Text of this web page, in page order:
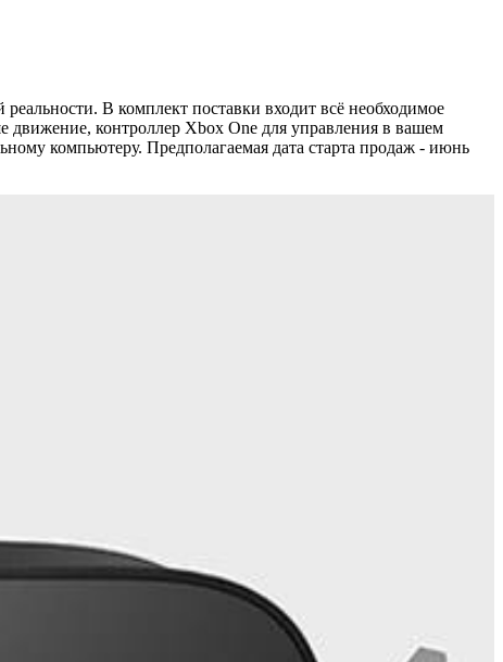
В комплект поставки входит всё необходимое
движение, контроллер Xbox One для управления в вашем
компьютеру. Предполагаемая дата старта продаж - июнь